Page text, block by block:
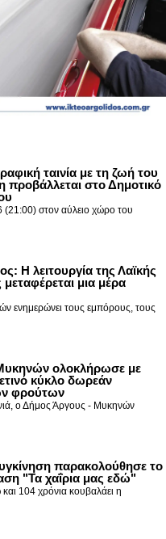
ταινία με τη ζωή του
προβάλλεται στο Δημοτικό
στον αύλειο χώρο του
H λειτουργία της Λαϊκής
μια μέρα
ενημερώνει τους εμπόρους, τους
ολοκλήρωσε με
κύκλο δωρεάν
φρούτων
ο Δήμος Άργους - Μυκηνών
παρακολούθησε το
"Τα χαΐρια μας εδώ"
104 χρόνια κουβαλάει η